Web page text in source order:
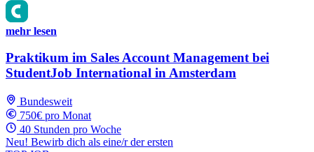
mehr lesen
Praktikum im Sales Account Management bei
StudentJob International in Amsterdam
Bundesweit
750€ pro Monat
40 Stunden pro Woche
Neu! Bewirb dich als eine/r der ersten